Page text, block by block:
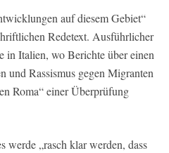
auf diesem Gebiet“
Redetext. Ausführlicher
in Italien, wo Berichte über einen
und Rassismus gegen Migranten
Roma“ einer Überprüfung
werde „rasch klar werden, dass